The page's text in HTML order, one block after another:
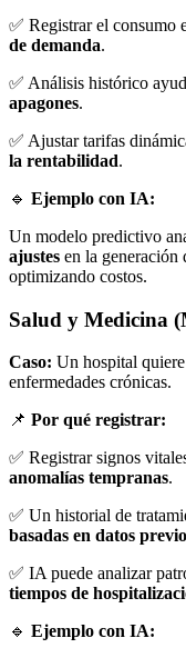
✅ Registrar el consumo
de demanda.
✅ Análisis histórico
apagones.
✅ Ajustar tarifas
la rentabilidad.
🔹 Ejemplo con IA:
Un modelo predictivo
ajustes en la generación
optimizando costos.
Salud y Medicina
Caso: Un hospital
enfermedades crónicas.
📌 Por qué registrar:
✅ Registrar signos
anomalías tempranas.
✅ Un historial de
basadas en datos
✅ IA puede analizar
tiempos de
🔹 Ejemplo con IA: